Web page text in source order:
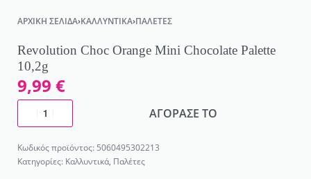
ΑΡΧΙΚΉ ΣΕΛΊΔΑ›ΚΑΛΛΥΝΤΙΚΆ›ΠΑΛΈΤΕΣ
Revolution Choc Orange Mini Chocolate Palette
10,2g
9,99 €
ΑΓΟΡΑΣΕ ΤΟ
5060495302213
Κατηγορίες: Καλλυντικά, Παλέτες